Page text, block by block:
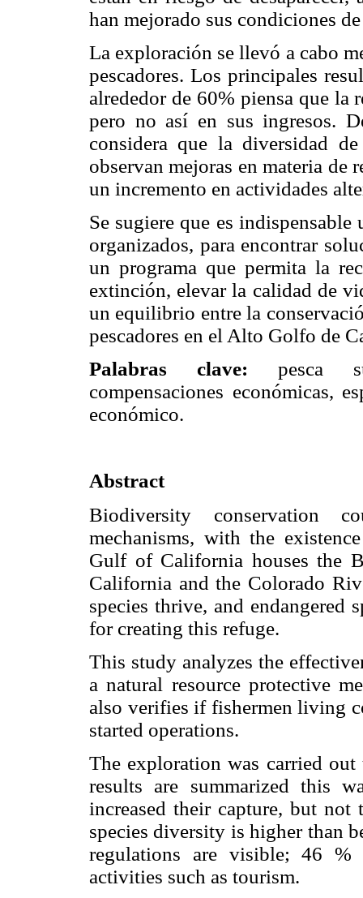
han mejorado sus condiciones
La exploración se llevó a cabo
pescadores. Los principales
alrededor de 60% piensa que la
pero no así en sus ingresos.
considera que la diversidad
observan mejoras en materia de
un incremento en actividades
Se sugiere que es
organizados, para encontrar
un programa que permita la
extinción, elevar la calidad de
un equilibrio entre la
pescadores en el Alto Golfo de
Palabras clave: pesca
compensaciones económicas,
económico.
Abstract
Biodiversity conservation
mechanisms, with the
Gulf of California houses the
California and the Colorado
species thrive, and endangered
for creating this refuge.
This study analyzes the
a natural resource protective
also verifies if fishermen living
started operations.
The exploration was carried
results are summarized this
increased their capture, but
species diversity is higher than
regulations are visible; 46 %
activities such as tourism.